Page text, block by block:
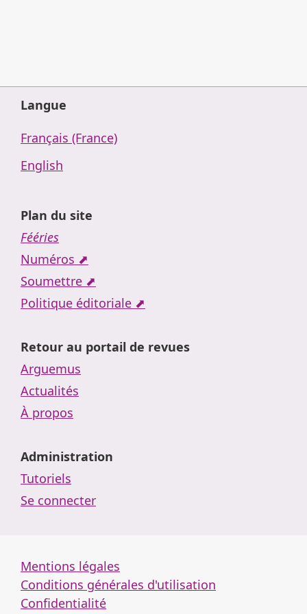
Langue
Français (France)
English
Plan du site
Fééries
Numéros ⬈
Soumettre ⬈
Politique éditoriale ⬈
Retour au portail de revues
Arguemus
Actualités
À propos
Administration
Tutoriels
Se connecter
Mentions légales
Conditions générales d'utilisation
Confidentialité